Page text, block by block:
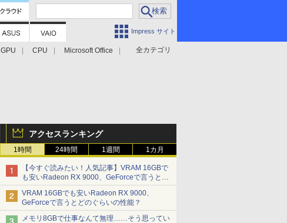
Impress サイト
全カテゴリ
GPU CPU
Microsoft Office
アクセスランキング
1時間 24時間 1週間 1カ月
【今すぐ読みたい！人気記事】VRAM 16GBで
も安いRadeon RX 9000、GeForceで言うとど
のぐらいの性能？ - PC Watch
VRAM 16GBでも安いRadeon RX 9000、
GeForceで言うとどのぐらいの性能？
メモリ8GBで仕事なんて無理……そう思ってい